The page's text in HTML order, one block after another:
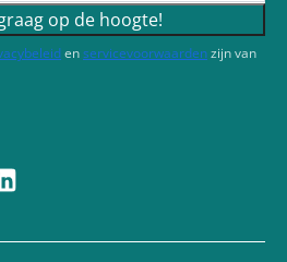
op de hoogte!
enservicevoorwaardenzijn van